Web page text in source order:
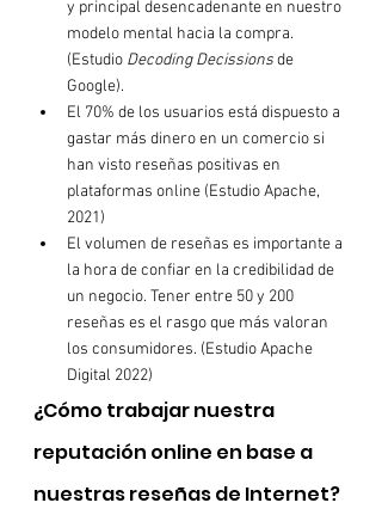
y principal desencadenante en nuestro
modelo mental hacia la compra.
(Estudio Decoding Decissions de
Google).
El 70% de los usuarios está dispuesto a
gastar más dinero en un comercio si
han visto reseñas positivas en
plataformas online (Estudio Apache,
2021)
El volumen de reseñas es importante a
la hora de confiar en la credibilidad de
un negocio. Tener entre 50 y 200
reseñas es el rasgo que más valoran
los consumidores. (Estudio Apache
Digital 2022)
¿Cómo trabajar nuestra
reputación online en base a
nuestras reseñas de Internet?